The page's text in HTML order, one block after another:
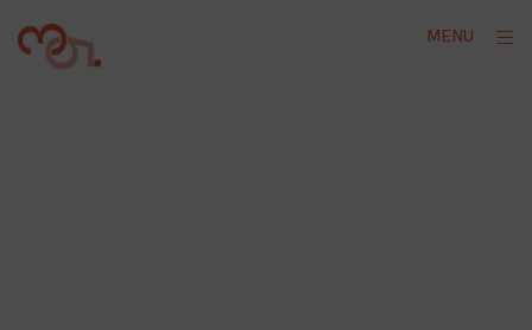
content
MENU